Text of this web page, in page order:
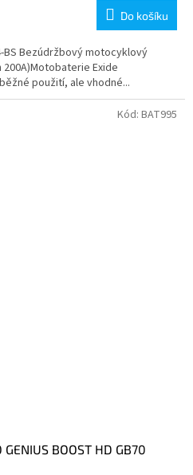
Do košíku
BS Bezúdržbový motocyklový
200A)Motobaterie Exide
použití, ale vhodné...
GENIUS BOOST HD GB70
Kód: BAT995